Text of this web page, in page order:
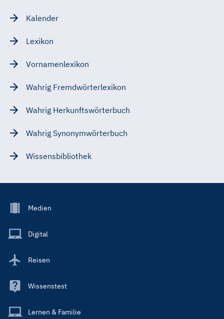
Kalender
Lexikon
Vornamenlexikon
Wahrig Fremdwörterlexikon
Wahrig Herkunftswörterbuch
Wahrig Synonymwörterbuch
Wissensbibliothek
Footer
Main
Medien
Digital
Reisen
Wissenstest
Lernen & Familie